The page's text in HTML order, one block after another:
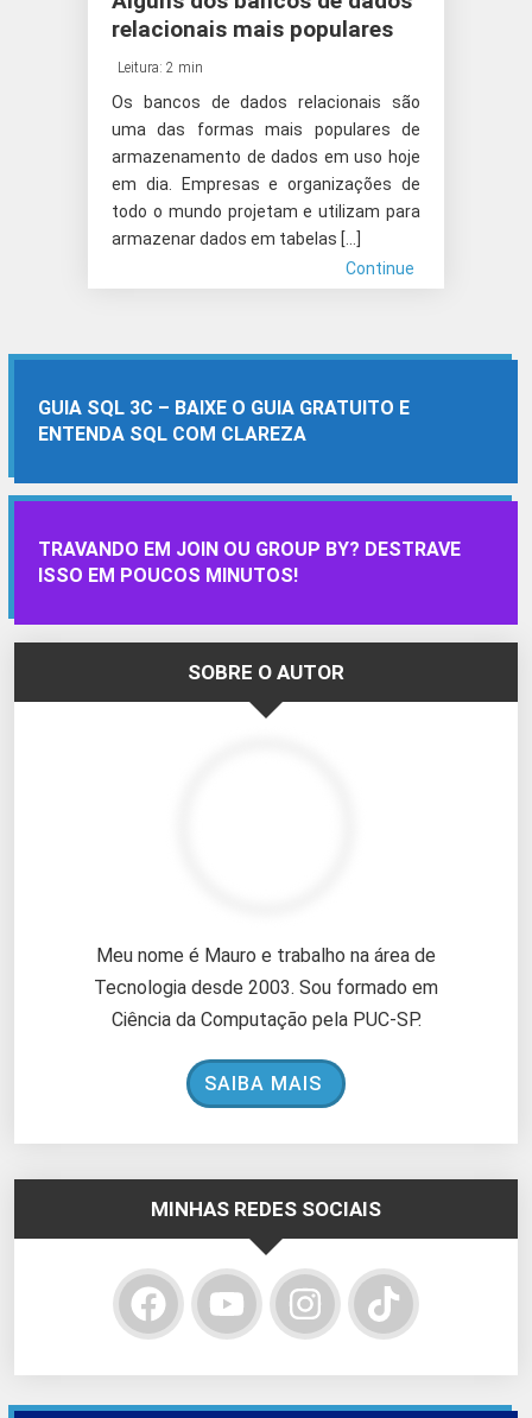
relacionais mais populares
Leitura: 2 min
Os bancos de dados relacionais são
uma das formas mais populares de
armazenamento de dados em uso hoje
em dia. Empresas e organizações de
todo o mundo projetam e utilizam para
armazenar dados em tabelas […]
Continue
GUIA SQL 3C – BAIXE O GUIA GRATUITO E
ENTENDA SQL COM CLAREZA
TRAVANDO EM JOIN OU GROUP BY? DESTRAVE
ISSO EM POUCOS MINUTOS!
SOBRE O AUTOR
Meu nome é Mauro e trabalho na área de
Tecnologia desde 2003. Sou formado em
Ciência da Computação pela PUC-SP.
SAIBA MAIS
MINHAS REDES SOCIAIS